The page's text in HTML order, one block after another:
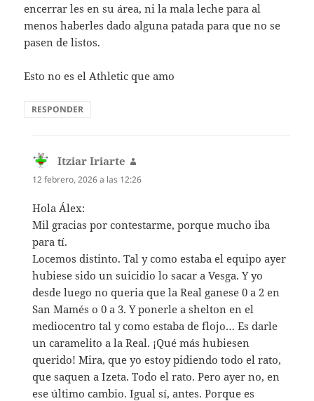
encerrar les en su área, ni la mala leche para al
menos haberles dado alguna patada para que no se
pasen de listos.
Esto no es el Athletic que amo
RESPONDER
Itziar Iriarte
12 febrero, 2026 a las 12:26
Hola Álex:
Mil gracias por contestarme, porque mucho iba
para tí.
Locemos distinto. Tal y como estaba el equipo ayer
hubiese sido un suicidio lo sacar a Vesga. Y yo
desde luego no queria que la Real ganese 0 a 2 en
San Mamés o 0 a 3. Y ponerle a shelton en el
mediocentro tal y como estaba de flojo… Es darle
un caramelito a la Real. ¡Qué más hubiesen
querido! Mira, que yo estoy pidiendo todo el rato,
que saquen a Izeta. Todo el rato. Pero ayer no, en
ese último cambio. Igual sí, antes. Porque es